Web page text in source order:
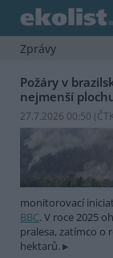
Zprávy
Požáry v
nejmenší
27.7.2026 00:50 (
monitorovací
BBC. V roce 2025
pralesa, zatímco o
hektarů.